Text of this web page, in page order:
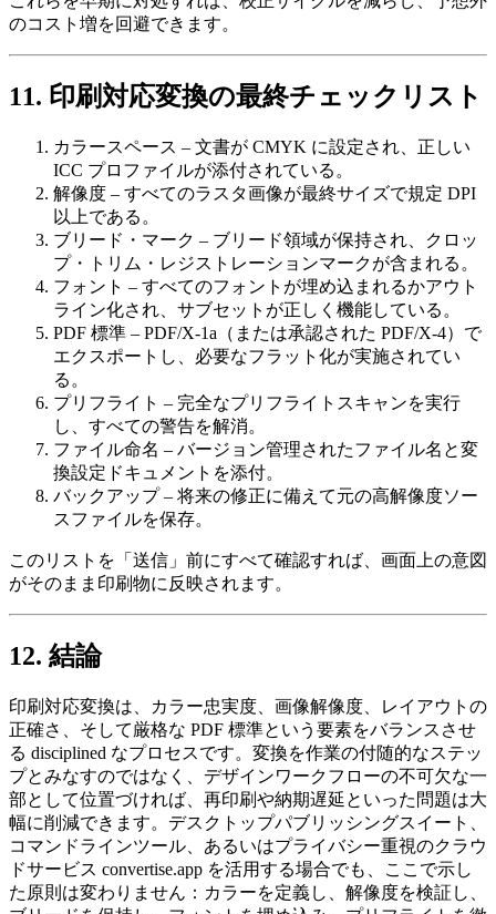
のコスト増を回避できます。
11. 印刷対応変換の最終チェックリスト
カラースペース – 文書が CMYK に設定され、正しい
ICC プロファイルが添付されている。
解像度 – すべてのラスタ画像が最終サイズで規定 DPI
以上である。
ブリード・マーク – ブリード領域が保持され、クロッ
プ・トリム・レジストレーションマークが含まれる。
フォント – すべてのフォントが埋め込まれるかアウト
ライン化され、サブセットが正しく機能している。
PDF 標準 – PDF/X‑1a（または承認された PDF/X‑4）で
エクスポートし、必要なフラット化が実施されてい
る。
プリフライト – 完全なプリフライトスキャンを実行
し、すべての警告を解消。
ファイル命名 – バージョン管理されたファイル名と変
換設定ドキュメントを添付。
バックアップ– 将来の修正に備えて元の高解像度ソー
スファイルを保存。
このリストを「送信」前にすべて確認すれば、画面上の意図
がそのまま印刷物に反映されます。
12. 結論
印刷対応変換は、カラー忠実度、画像解像度、レイアウトの
正確さ、そして厳格な PDF 標準という要素をバランスさせ
る disciplined なプロセスです。変換を作業の付随的なステッ
プとみなすのではなく、デザインワークフローの不可欠な一
部として位置づければ、再印刷や納期遅延といった問題は大
幅に削減できます。デスクトップパブリッシングスイート、
コマンドラインツール、あるいはプライバシー重視のクラウ
ドサービス convertise.app を活用する場合でも、ここで示し
た原則は変わりません： カラーを定義し、解像度を検証し、